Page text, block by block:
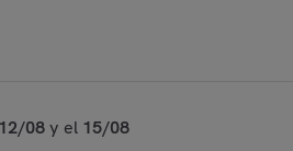
12/08y el 15/08